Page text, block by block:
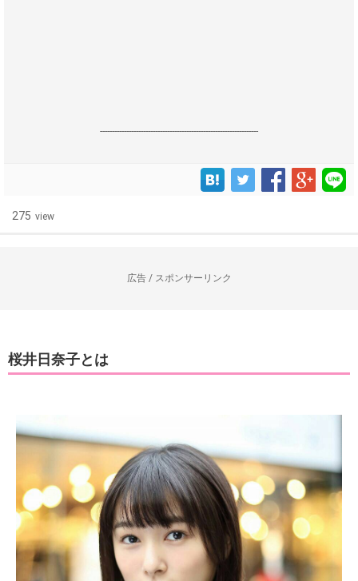
------------------------------------------------------------------
275 view
広告 / スポンサーリンク
桜井日奈子とは